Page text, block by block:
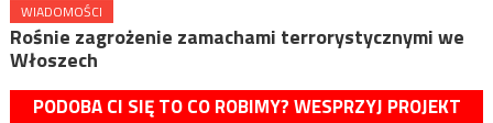
WIADOMOŚCI
Rośnie zagrożenie zamachami terrorystycznymi we
Włoszech
PODOBA CI SIĘ TO CO ROBIMY? WESPRZYJ PROJEKT